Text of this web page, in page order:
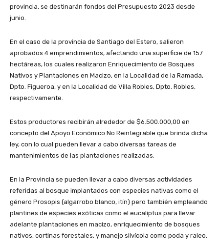
provincia, se destinarán fondos del Presupuesto 2023 desde
junio.
En el caso de la provincia de Santiago del Estero, salieron
aprobados 4 emprendimientos, afectando una superficie de 157
hectáreas, los cuales realizaron Enriquecimiento de Bosques
Nativos y Plantaciones en Macizo, en la Localidad de la Ramada,
Dpto. Figueroa, y en la Localidad de Villa Robles, Dpto. Robles,
respectivamente.
Estos productores recibirán alrededor de $6.500.000,00 en
concepto del Apoyo Económico No Reintegrable que brinda dicha
ley, con lo cual pueden llevar a cabo diversas tareas de
mantenimientos de las plantaciones realizadas.
En la Provincia se pueden llevar a cabo diversas actividades
referidas al bosque implantados con especies nativas como el
género Prosopis (algarrobo blanco, itín) pero también empleando
plantines de especies exóticas como el eucaliptus para llevar
adelante plantaciones en macizo, enriquecimiento de bosques
nativos, cortinas forestales, y manejo silvícola como poda y raleo.